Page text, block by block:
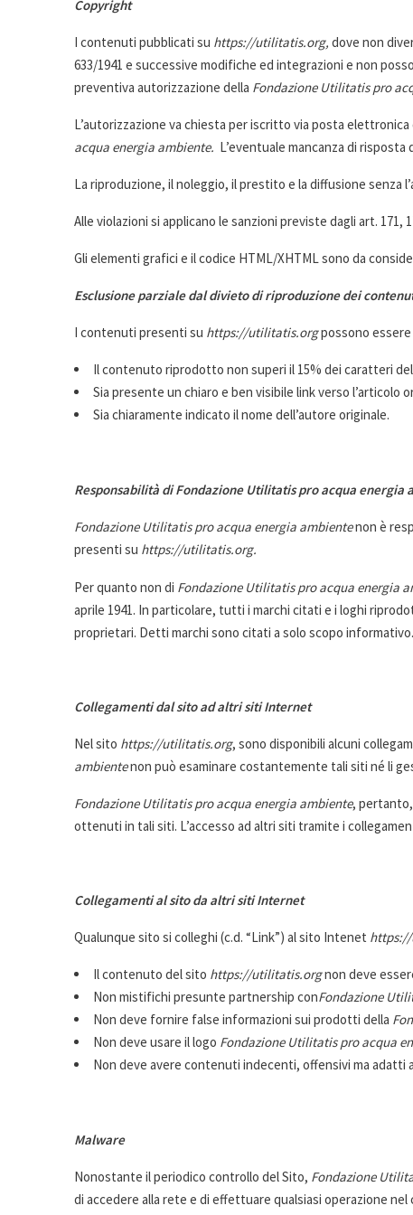
Copyright
I contenuti pubblicati su https://utilitatis.org, dove non
633/1941 e successive modifiche ed integrazioni e non
preventiva autorizzazione della Fondazione Utilitatis pro
L’autorizzazione va chiesta per iscritto via posta
acqua energia ambiente. L’eventuale mancanza di risposta
La riproduzione, il noleggio, il prestito e la diffusione senza
Alle violazioni si applicano le sanzioni previste dagli art. 171,
Gli elementi grafici e il codice HTML/XHTML sono da
Esclusione parziale dal divieto di riproduzione dei
I contenuti presenti su https://utilitatis.orgpossono
Il contenuto riprodotto non superi il 15% dei caratteri
Sia presente un chiaro e ben visibile link verso l’articolo
Sia chiaramente indicato il nome dell’autore originale.
Responsabilità diFondazione Utilitatis pro acqua energia
Fondazione Utilitatis pro acqua energia ambientenon è
presenti su https://utilitatis.org.
Per quanto non di Fondazione Utilitatis pro acqua energia
aprile 1941. In particolare, tutti i marchi citati e i loghi
proprietari. Detti marchi sono citati a solo scopo informativo.
Collegamenti dal sito ad altri siti Internet
Nel sito https://utilitatis.org, sono disponibili alcuni
ambientenon può esaminare costantemente tali siti né li
Fondazione Utilitatis pro acqua energia ambiente,
ottenuti in tali siti. L’accesso ad altri siti tramite i
Collegamenti al sito da altri siti Internet
Qualunque sito si colleghi (c.d. “Link”) al sito Intenet
Il contenuto del sito https://utilitatis.orgnon deve
Non mistifichi presunte partnership conFondazione
Non deve fornire false informazioni sui prodotti della
Non deve usare il logo Fondazione Utilitatis pro acqua
Non deve avere contenuti indecenti, offensivi ma adatti
Malware
Nonostante il periodico controllo del Sito, Fondazione
di accedere alla rete e di effettuare qualsiasi operazione